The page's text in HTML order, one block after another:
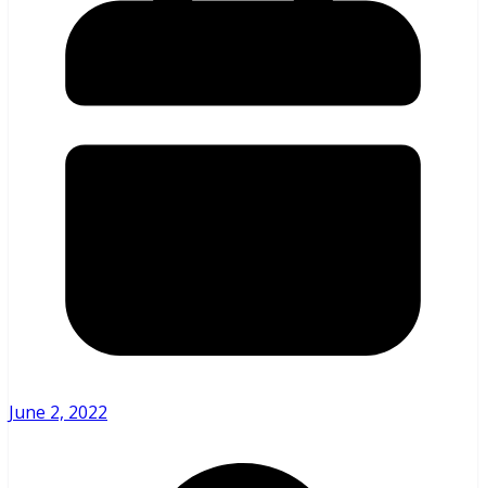
June 2, 2022